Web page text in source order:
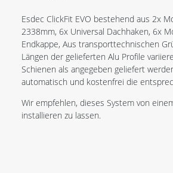
Esdec ClickFit EVO bestehend aus 2x
2338mm, 6x Universal Dachhaken, 6x
Endkappe, Aus transporttechnischen
Längen der gelieferten Alu Profile
Schienen als angegeben geliefert
automatisch und kostenfrei die
Wir empfehlen, dieses System von
installieren zu lassen.